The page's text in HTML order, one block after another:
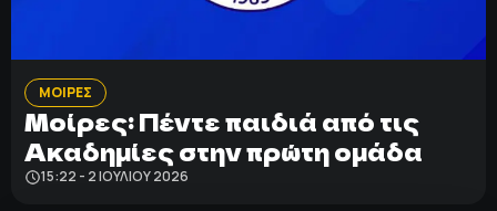
ΜΟΙΡΕΣ
Μοίρες: Πέντε παιδιά από τις
Ακαδημίες στην πρώτη ομάδα
15:22 - 2 ΙΟΥΛΊΟΥ 2026